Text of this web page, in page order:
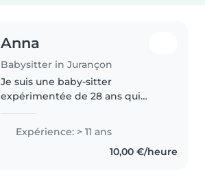
Anna
Babysitter in Jurançon
Je suis une baby-sitter
expérimentée de 28 ans qui
Avec plus de 11 ans d'expérience
auprès des enfants, je suis
patient, calme et responsable. Je
Expérience: > 11 ans
10,00 €/heure